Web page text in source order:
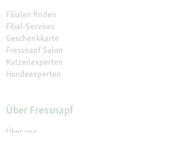
Filialen finden
Filial-Services
Geschenkkarte
Fressnapf Salon
Katzenexperten
Hundeexperten
Über Fressnapf
Über uns